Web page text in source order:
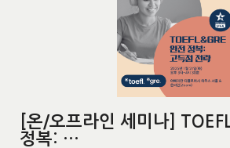
[온/오프라인 세미나]
정복: …